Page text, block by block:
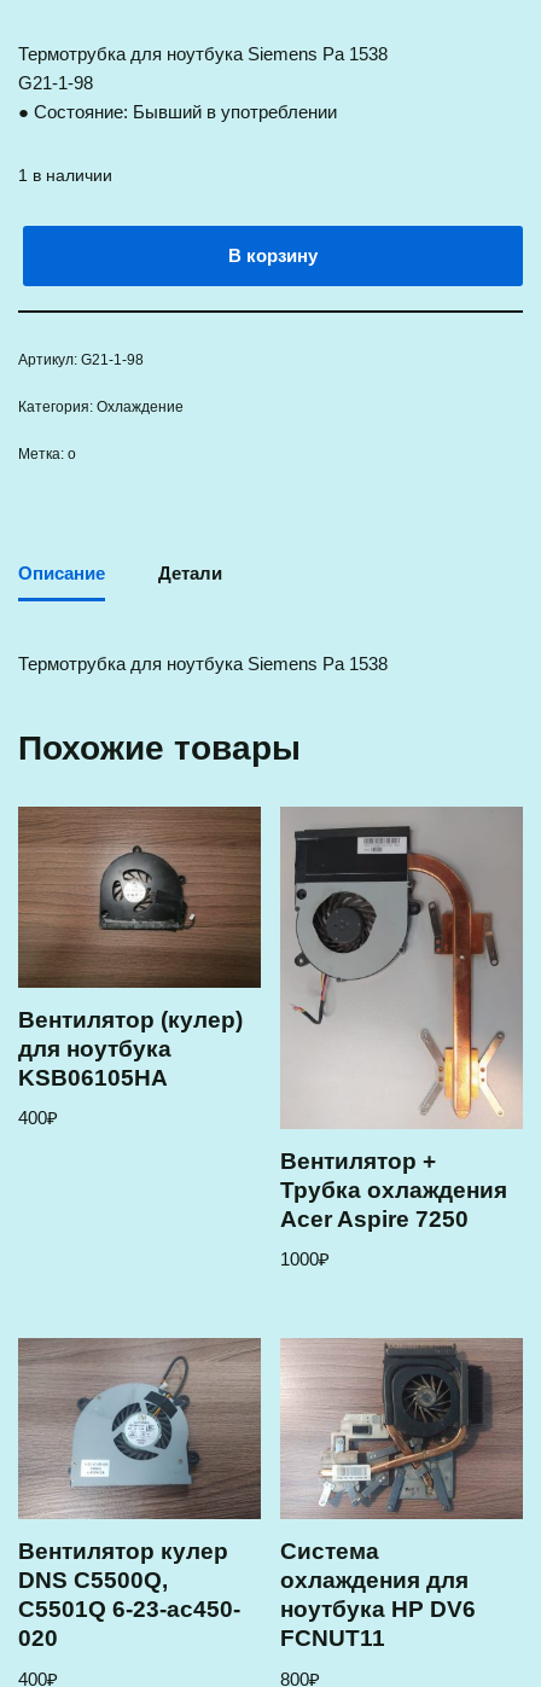
Термотрубка для ноутбука Siemens Pa 1538
G21-1-98
● Состояние: Бывший в употреблении
1 в наличии
В корзину
Артикул: G21-1-98
Категория: Охлаждение
Метка: о
Описание Детали
Термотрубка для ноутбука Siemens Pa 1538
Похожие товары
Вентилятор (кулер)
для ноутбука
KSB06105HA
400₽
Вентилятор +
Трубка охлаждения
Acer Aspire 7250
1000₽
Вентилятор кулер
DNS C5500Q,
C5501Q 6-23-ac450-
020
400₽
Система
охлаждения для
ноутбука HP DV6
FCNUT11
800₽